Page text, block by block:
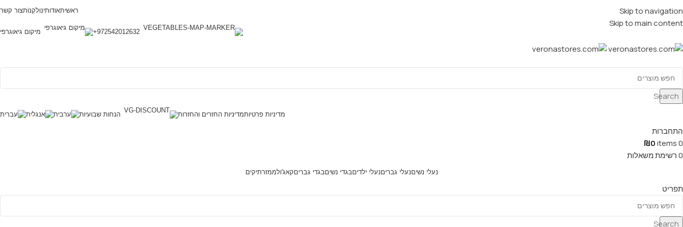
Skip to navigation
Skip to main content
ראשיתאודותינולִקְנוֹתצור קשר
972542012632+ מיקום גיאוגרפי
Search
מדיניות פרטיותמדיניות החזרים והחזרות הנחות שבועיות
התחברות
0
items
₪0
0רשימת משאלות
נעלי נשיםנעלי גבריםנעלי ילדיםבגדי נשיםבגדי גבריםקאג'ולממזרתיקים
תפריט
Search